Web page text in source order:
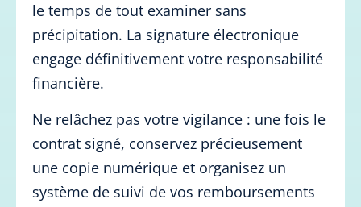
le temps de tout examiner sans
précipitation. La signature électronique
engage définitivement votre responsabilité
financière.
Ne relâchez pas votre vigilance : une fois le
contrat signé, conservez précieusement
une copie numérique et organisez un
système de suivi de vos remboursements